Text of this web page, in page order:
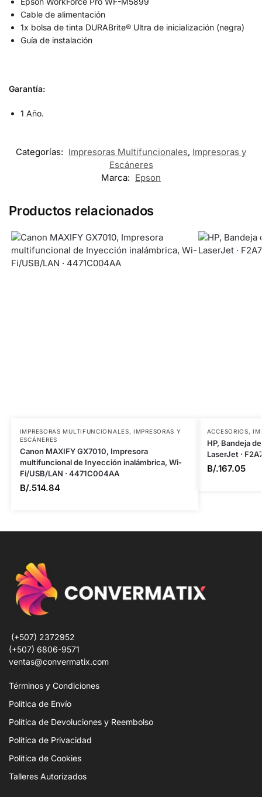
Cable de alimentación
1x bolsa de tinta DURABrite® Ultra de inicialización (negra)
Guía de instalación
Garantía:
1 Año.
Categorías: Impresoras Multifuncionales, Impresoras y
Escáneres
Marca: Epson
Productos relacionados
IMPRESORAS MULTIFUNCIONALES,IMPRESORAS Y
ESCÁNERES
Canon MAXIFY GX7010, Impresora
multifuncional de Inyección inalámbrica, Wi-
Fi/USB/LAN · 4471C004AA
B/.514.84
ACCESORIOS,
HP, Bandeja
LaserJet ·
B/.167.05
(+507) 2372952
(+507) 6806-9571
ventas@convermatix.com
Términos y Condiciones
Política de Envío
Política de Devoluciones y Reembolso
Política de Privacidad
Política de Cookies
Talleres Autorizados